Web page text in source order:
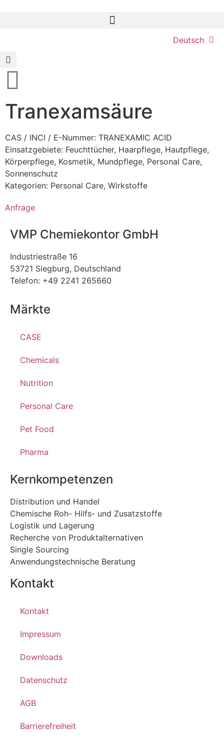
Deutsch
Tranexamsäure
CAS / INCI / E-Nummer: TRANEXAMIC ACID
Einsatzgebiete: Feuchttücher, Haarpflege, Hautpflege,
Körperpflege, Kosmetik, Mundpflege, Personal Care,
Sonnenschutz
Kategorien: Personal Care, Wirkstoffe
Anfrage
VMP Chemiekontor GmbH
Industriestraße 16
53721 Siegburg, Deutschland
Telefon: +49 2241 265660
Märkte
CASE
Chemicals
Nutrition
Personal Care
Pet Food
Pharma
Kernkompetenzen
Distribution und Handel
Chemische Roh- Hilfs- und Zusatzstoffe
Logistik und Lagerung
Recherche von Produktalternativen
Single Sourcing
Anwendungstechnische Beratung
Kontakt
Kontakt
Impressum
Downloads
Datenschutz
AGB
Barrierefreiheit